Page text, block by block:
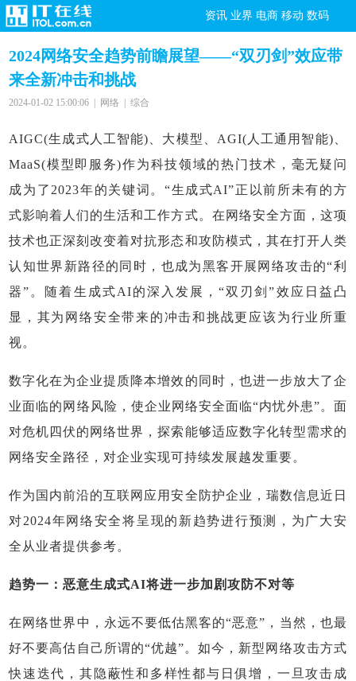
资讯 业界 电商 移动 数码
2024网络安全趋势前瞻展望——“双刃剑”效应带
来全新冲击和挑战
2024-01-02 15:00:06 | 网络 | 综合
AIGC(生成式人工智能)、大模型、AGI(人工通用智能)、
MaaS(模型即服务)作为科技领域的热门技术，毫无疑问
成为了2023年的关键词。“生成式AI”正以前所未有的方
式影响着人们的生活和工作方式。在网络安全方面，这项
技术也正深刻改变着对抗形态和攻防模式，其在打开人类
认知世界新路径的同时，也成为黑客开展网络攻击的“利
器”。随着生成式AI的深入发展，“双刃剑”效应日益凸
显，其为网络安全带来的冲击和挑战更应该为行业所重
视。
数字化在为企业提质降本增效的同时，也进一步放大了企
业面临的网络风险，使企业网络安全面临“内忧外患”。面
对危机四伏的网络世界，探索能够适应数字化转型需求的
网络安全路径，对企业实现可持续发展越发重要。
作为国内前沿的互联网应用安全防护企业，瑞数信息近日
对2024年网络安全将呈现的新趋势进行预测，为广大安
全从业者提供参考。
趋势一：恶意生成式AI将进一步加剧攻防不对等
在网络世界中，永远不要低估黑客的“恶意”，当然，也最
好不要高估自己所谓的“优越”。如今，新型网络攻击方式
快速迭代，其隐蔽性和多样性都与日俱增，一旦攻击成